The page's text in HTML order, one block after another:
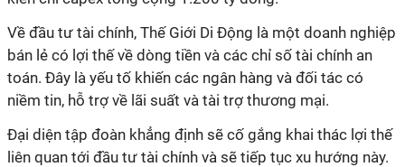
Về đầu tư tài chính, Thế Giới Di Động là một doanh nghiệp
bán lẻ có lợi thế về dòng tiền và các chỉ số tài chính an
toán. Đây là yếu tố khiến các ngân hàng và đối tác có
niềm tin, hỗ trợ về lãi suất và tài trợ thương mại.
Đại diện tập đoàn khẳng định sẽ cố gắng khai thác lợi thế
liên quan tới đầu tư tài chính và sẽ tiếp tục xu hướng này.